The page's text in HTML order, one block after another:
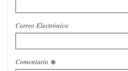
Correo Electrónico
Comentario